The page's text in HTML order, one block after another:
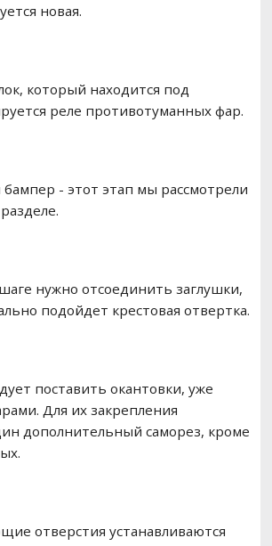
новая.
который находится под
реле противотуманных фар.
- этот этап мы рассмотрели
нужно отсоединить заглушки,
подойдет крестовая отвертка.
поставить окантовки, уже
Для их закрепления
дополнительный саморез, кроме
отверстия устанавливаются